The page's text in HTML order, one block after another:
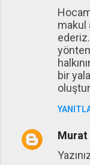
makul
bir
Murat